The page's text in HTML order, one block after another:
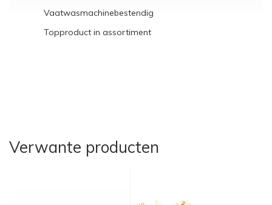
Vaatwasmachinebestendig
Topproduct in assortiment
Verwante producten